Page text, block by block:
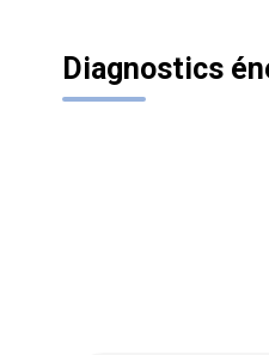
Diagnostics